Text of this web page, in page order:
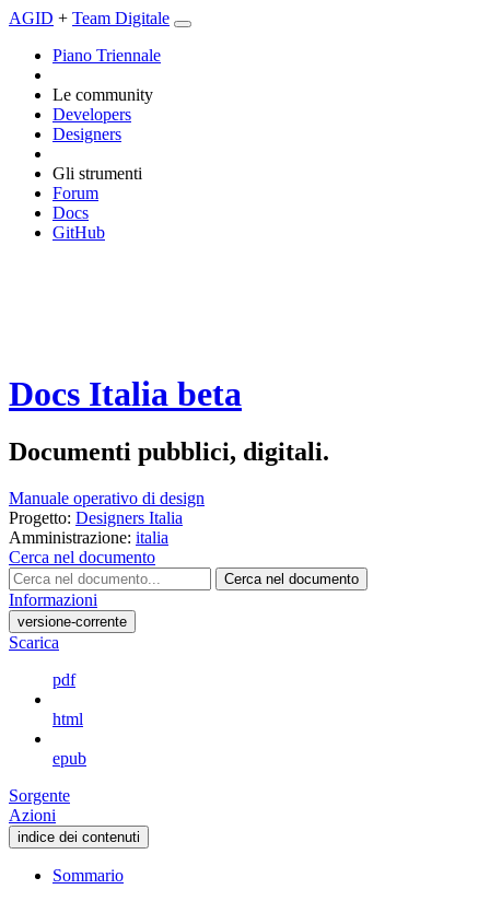
AGID + Team Digitale
Piano Triennale
Le community
Developers
Designers
Gli strumenti
Forum
Docs
GitHub
Docs Italia beta
Documenti pubblici, digitali.
Manuale operativo di design
Progetto: Designers Italia
Amministrazione: italia
Cerca nel documento
Cerca nel documento
Informazioni
versione-corrente
Scarica
pdf
html
epub
Sorgente
Azioni
indice dei contenuti
Sommario